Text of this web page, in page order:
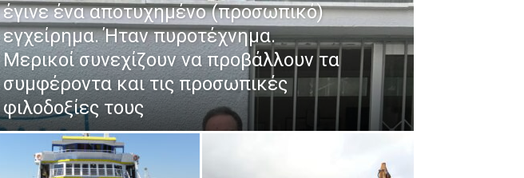
έγινε ένα αποτυχημένο (προσωπικό)
εγχείρημα. Ήταν πυροτέχνημα.
Μερικοί συνεχίζουν να προβάλλουν τα
συμφέροντα και τις προσωπικές
φιλοδοξίες τους